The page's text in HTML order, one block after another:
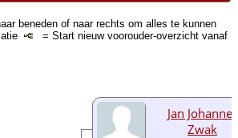
beneden of naar rechts om alles te kunnen
= Start nieuw voorouder-overzicht vanaf
Jan Johannes
Zwak